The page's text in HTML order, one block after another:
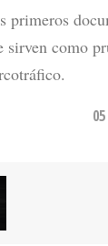
primeros
sirven como